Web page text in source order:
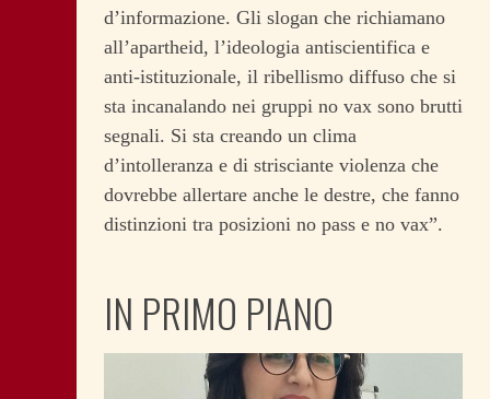
d’informazione. Gli slogan che richiamano
all’apartheid, l’ideologia antiscientifica e
anti-istituzionale, il ribellismo diffuso che si
sta incanalando nei gruppi no vax sono brutti
segnali. Si sta creando un clima
d’intolleranza e di strisciante violenza che
dovrebbe allertare anche le destre, che fanno
distinzioni tra posizioni no pass e no vax”.
IN PRIMO PIANO